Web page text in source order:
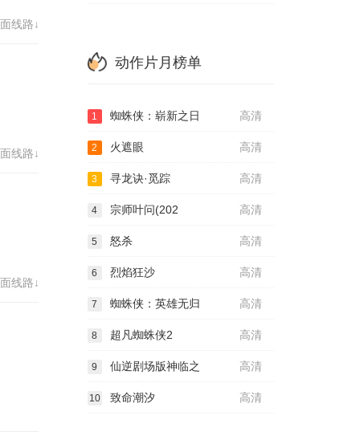
线路↓
线路↓
线路↓
动作片月榜单
高清
1 蜘蛛侠：崭新之日
高清
2 火遮眼
高清
3 寻龙诀·觅踪
高清
4 宗师叶问(202
高清
5 怒杀
高清
6 烈焰狂沙
高清
7 蜘蛛侠：英雄无归
高清
8 超凡蜘蛛侠2
高清
9 仙逆剧场版神临之
高清
10 致命潮汐